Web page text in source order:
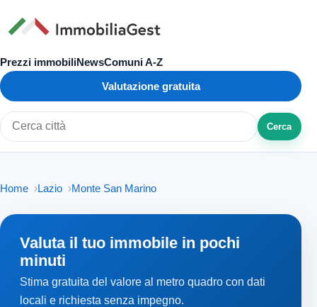
Prezzi immobiliNewsComuni A-Z
Valutazione gratuita
Cerca città o zona
Cerca
Home Lazio Monte San Marino
Valuta il tuo immobile in pochi
minuti
Stima gratuita del valore al metro quadro con dati
locali e richiesta senza impegno.